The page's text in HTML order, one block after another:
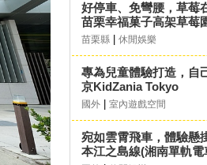
好停車、免彎腰，草莓
苗栗幸福菓子高架草莓
苗栗縣 休閒娛樂
專為兒童體驗打造，自
京KidZania Tokyo
國外 室內遊戲空間
宛如雲霄飛車，體驗懸
本江之島線(湘南單軌電